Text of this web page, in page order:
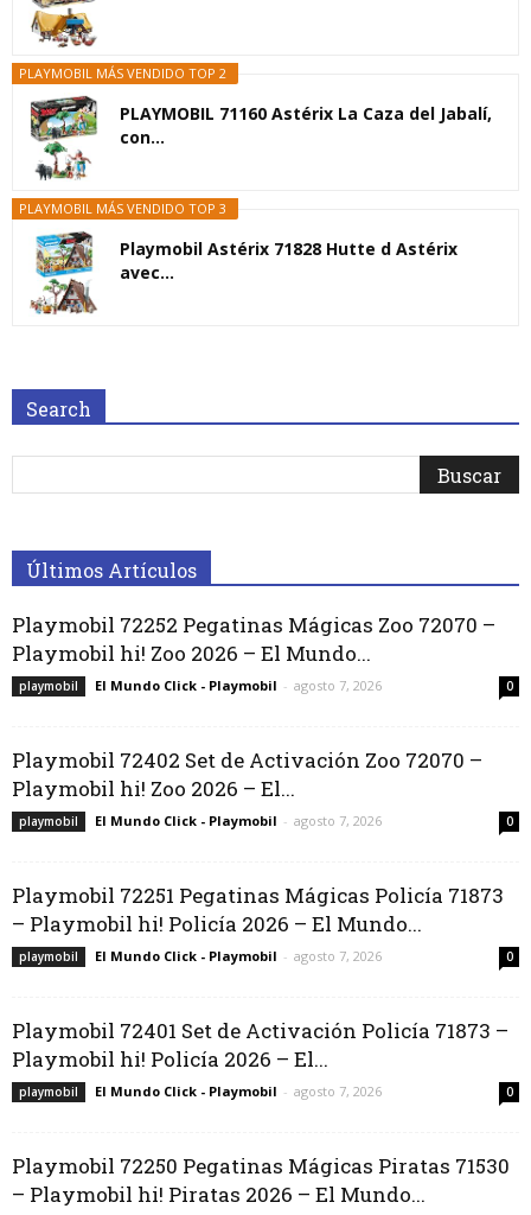
PLAYMOBIL MÁS VENDIDO TOP 2
PLAYMOBIL 71160 Astérix La Caza del Jabalí,
con...
PLAYMOBIL MÁS VENDIDO TOP 3
Playmobil Astérix 71828 Hutte d Astérix
avec...
Search
Últimos Artículos
Playmobil 72252 Pegatinas Mágicas Zoo 72070 –
Playmobil hi! Zoo 2026 – El Mundo...
playmobil El Mundo Click - Playmobil - agosto 7, 2026 0
Playmobil 72402 Set de Activación Zoo 72070 –
Playmobil hi! Zoo 2026 – El...
playmobil El Mundo Click - Playmobil - agosto 7, 2026 0
Playmobil 72251 Pegatinas Mágicas Policía 71873
– Playmobil hi! Policía 2026 – El Mundo...
playmobil El Mundo Click - Playmobil - agosto 7, 2026 0
Playmobil 72401 Set de Activación Policía 71873 –
Playmobil hi! Policía 2026 – El...
playmobil El Mundo Click - Playmobil - agosto 7, 2026 0
Playmobil 72250 Pegatinas Mágicas Piratas 71530
– Playmobil hi! Piratas 2026 – El Mundo...